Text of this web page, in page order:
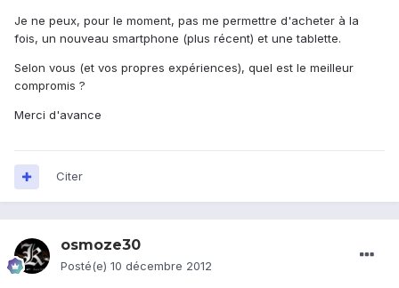
Je ne peux, pour le moment, pas me permettre d'acheter à la
fois, un nouveau smartphone (plus récent) et une tablette.
Selon vous (et vos propres expériences), quel est le meilleur
compromis ?
Merci d'avance
Citer
osmoze30
Posté(e) 10 décembre 2012